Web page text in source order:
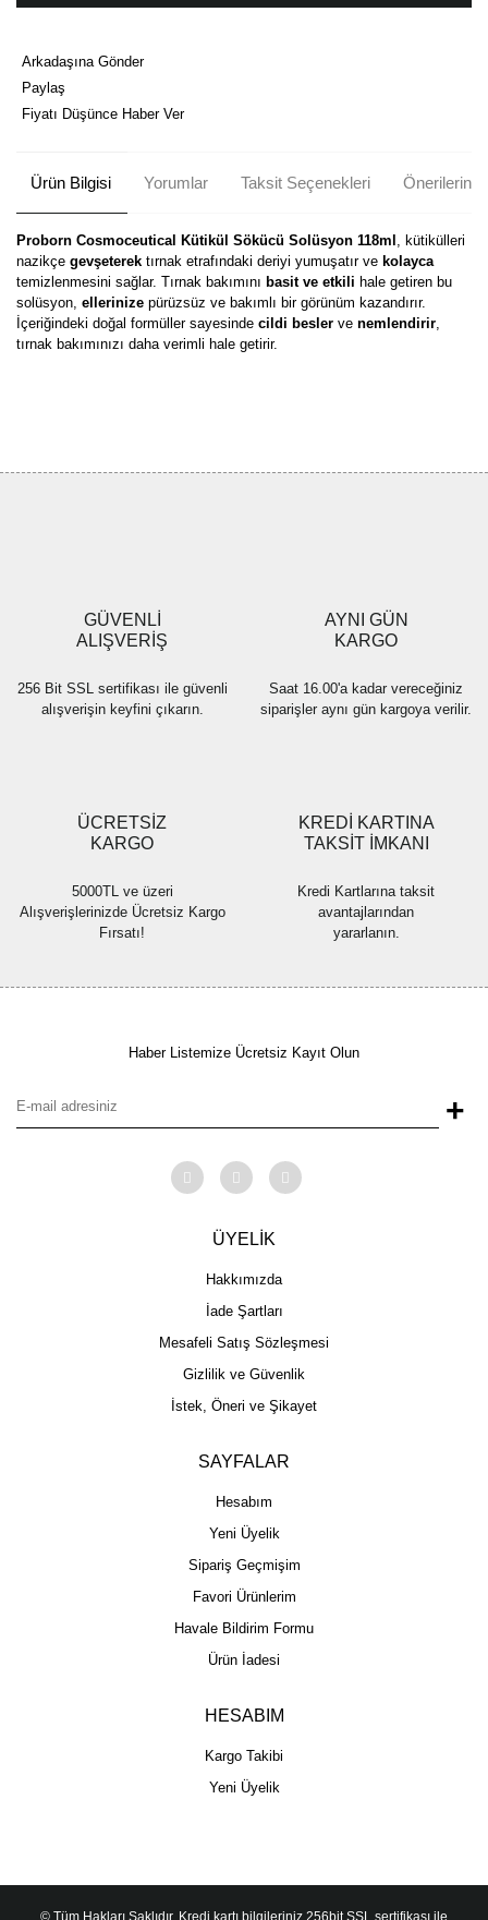
Arkadaşına Gönder
Paylaş
Fiyatı Düşünce Haber Ver
Ürün Bilgisi Yorumlar Taksit Seçenekleri Önerileriniz
Proborn Cosmoceutical Kütikül Sökücü Solüsyon 118ml , kütikülleri
nazikçe gevşeterek tırnak etrafındaki deriyi yumuşatır ve kolayca
temizlenmesini sağlar. Tırnak bakımını basit ve etkili hale getiren bu
solüsyon, ellerinize pürüzsüz ve bakımlı bir görünüm kazandırır.
İçeriğindeki doğal formüller sayesinde cildi besler ve nemlendirir,
tırnak bakımınızı daha verimli hale getirir.
Ürün fiyatı diğer sitelerden daha pahalı.
Bu ürüne benzer farklı alternatifler olmalı.
GÜVENLİ
ALIŞVERİŞ
256 Bit SSL sertifikası ile güvenli
alışverişin keyfini çıkarın.
AYNI GÜN
KARGO
Saat 16.00'a kadar vereceğiniz
siparişler aynı gün kargoya verilir.
ÜCRETSİZ
KARGO
5000TL ve üzeri
Alışverişlerinizde Ücretsiz Kargo
Fırsatı!
KREDİ KARTINA
TAKSİT İMKANI
Kredi Kartlarına taksit
avantajlarından
yararlanın.
Haber Listemize Ücretsiz Kayıt Olun
+
ÜYELİK
Hakkımızda
İade Şartları
Mesafeli Satış Sözleşmesi
Gizlilik ve Güvenlik
İstek, Öneri ve Şikayet
SAYFALAR
Hesabım
Yeni Üyelik
Sipariş Geçmişim
Favori Ürünlerim
Havale Bildirim Formu
Ürün İadesi
HESABIM
Kargo Takibi
Yeni Üyelik